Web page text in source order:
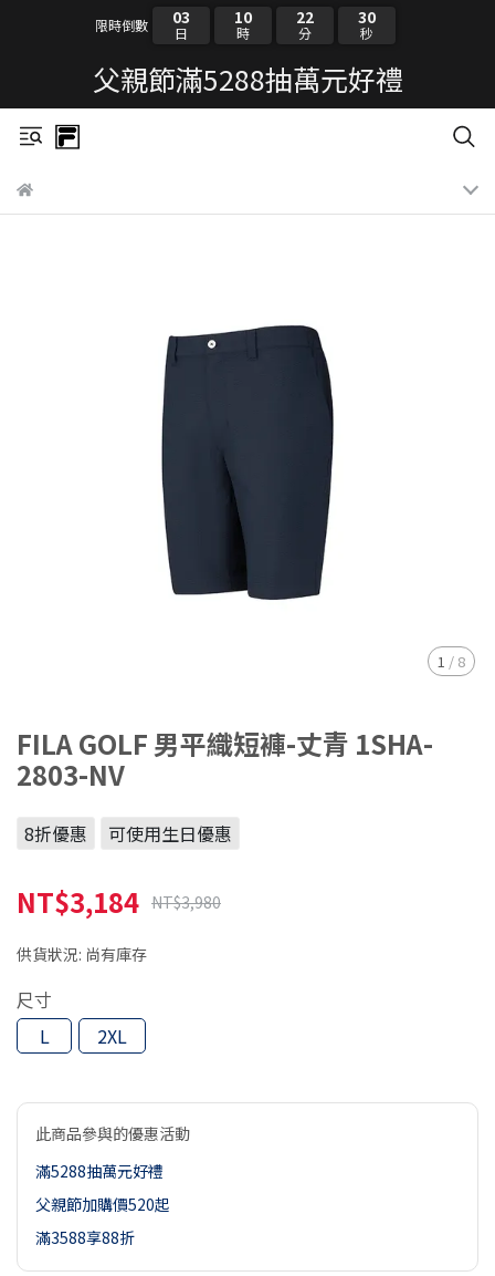
限時倒數 03
日
10
時
22
分
30
秒
父親節滿5288抽萬元好禮
1 / 8
FILA GOLF 男平織短褲-丈青 1SHA-
2803-NV
8折優惠 可使用生日優惠
NT$3,184 NT$3,980
供貨狀況: 尚有庫存
尺寸
L
2XL
此商品參與的優惠活動
滿5288抽萬元好禮
父親節加購價520起
滿3588享88折